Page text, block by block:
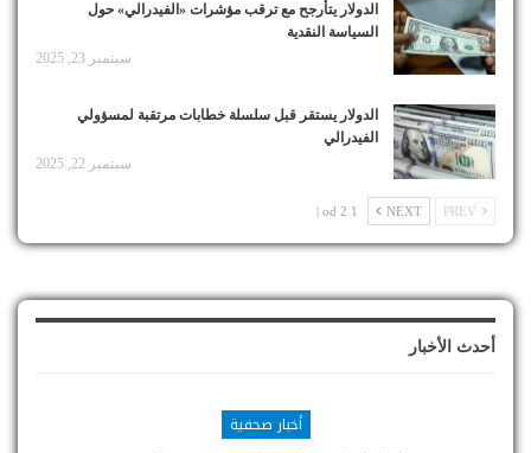
الدولار يتأرجح مع ترقب مؤشرات «الفيدرالي» حول
السياسة النقدية
سبتمبر 23, 2025
الدولار يستقر قبل سلسلة خطابات مرتقبة لمسؤولي
الفيدرالي
سبتمبر 22, 2025
NEXT
1 od 2 |
أحدث الأخبار
أخبار صحفية